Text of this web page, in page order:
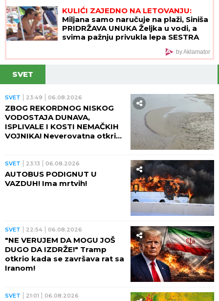
KULIĆI ZAJEDNO NA LETOVANJU:
Miljana samo naručuje na plaži, Siniša
PRIDRŽAVA UNUKA Željka u vodi, a
svima pažnju privukla lepa SESTRA
by Aklamator
SVET
SVET 23:49 06.08.2026
ZBOG REKORDNOG NISKOG
VODOSTAJA DUNAVA,
ISPLIVALE I KOSTI NEMAČKIH
VOJNIKA! Neverovatna otkrića
SVET 23:13 06.08.2026
AUTOBUS PODIGNUT U
VAZDUH! Ima mrtvih!
SVET 22:54 06.08.2026
"NE VERUJEM DA MOGU JOŠ
DUGO DA IZDRŽE!" Tramp
otkrio kada se završava rat sa
Iranom!
SVET 21:01 06.08.2026